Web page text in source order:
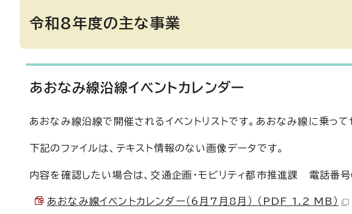
令和8年度の主な事業
あおなみ線沿線イベントカレンダー
あおなみ線沿線で開催されるイベントリストです。あおなみ線に乗っ
下記のファイルは、テキスト情報のない画像データです。
内容を確認したい場合は、交通企画・モビリティ都市推進課 電話
あおなみ線イベントカレンダー（6月7月8月） （PDF 1.2 MB）